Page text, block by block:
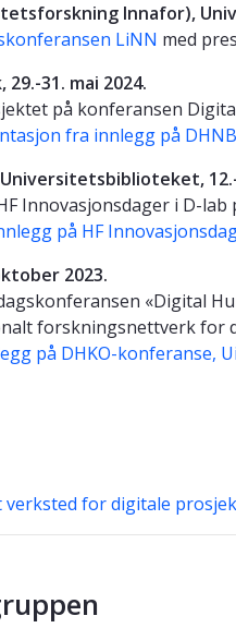
Innafor),
LiNN med
31. mai 2024.
på konferansen
fra innlegg på
Innovasjonsdager i D-
på HF
2023.
«Digital
forskningsnettverk
på DHKO-konferanse,
verksted for digitale